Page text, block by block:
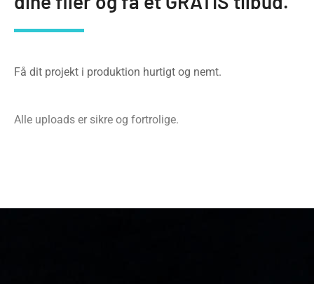
Få dit projekt i produktion hurtigt og nemt.
Alle uploads er sikre og fortrolige.